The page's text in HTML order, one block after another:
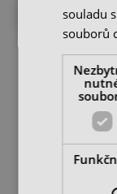
200 různých strojů
Vertikální
souladu
souborů